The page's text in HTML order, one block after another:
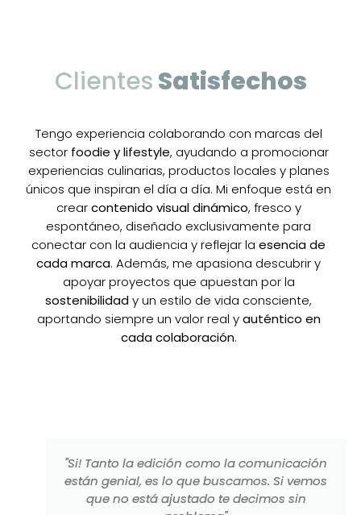
Tengo experiencia colaborando con marcas del
sector foodie y lifestyle , ayudando a promocionar
únicos que inspiran el día a día. Mi enfoque está en
crearcontenido visual dinámico , fresco y
espontáneo, diseñado exclusivamente para
conectar con la audiencia y reflejar laesencia de
cada marca. Además, me apasiona descubrir y
apoyar proyectos que apuestan por la
sostenibilidad y un estilo de vida consciente,
aportando siempre un valor real yauténtico en
cada colaboración.
problema"